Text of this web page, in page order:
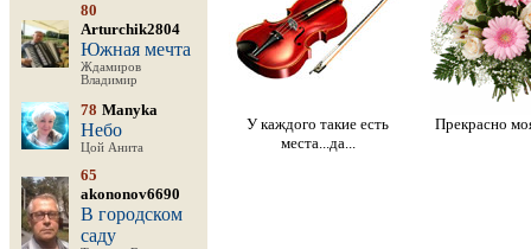
80
Arturchik2804
Южная мечта
Ждамиров
Владимир
78 Manyka
Небо
Цой Анита
65
akononov6690
В городском
саду
У каждого такие есть
места...да...
Прекрасно